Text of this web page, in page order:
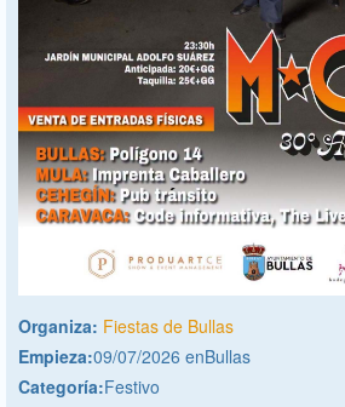
Organiza: Fiestas de Bullas
Empieza:09/07/2026 enBullas
Categoría:Festivo